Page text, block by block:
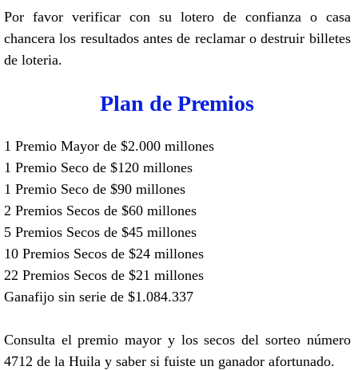
Por favor verificar con su lotero de confianza o casa
chancera los resultados antes de reclamar o destruir billetes
de loteria.
Plan de Premios
1 Premio Mayor de $2.000 millones
1 Premio Seco de $120 millones
1 Premio Seco de $90 millones
2 Premios Secos de $60 millones
5 Premios Secos de $45 millones
10 Premios Secos de $24 millones
22 Premios Secos de $21 millones
Ganafijo sin serie de $1.084.337
Consulta el premio mayor y los secos del sorteo número
4712 de la Huila y saber si fuiste un ganador afortunado.